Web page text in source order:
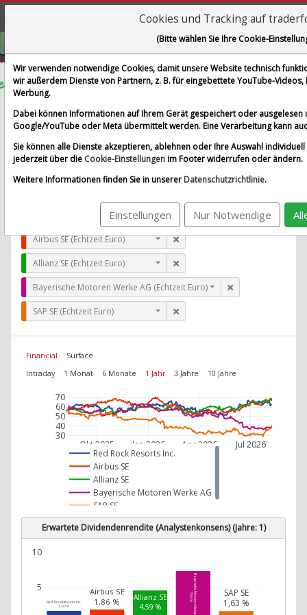
Red Rock Resorts Inc.
im Vergleich mit Airbus SE, Allianz SE, Bayerische
Aktualisieren
Red Rock Resorts Inc. (Echtzeit USD)
Airbus SE (Echtzeit Euro)
Allianz SE (Echtzeit Euro)
Bayerische Motoren Werke AG (Echtzeit Euro)
SAP SE (Echtzeit Euro)
Financial
Surface
Intraday
1 Monat 6 Monate 1 Jahr 3 Jahre 10 Jahre
Okt 2025 Jan 2026 Apr 2026 Jul 2026
30
40
50
60
70
Red Rock Resorts Inc.
Airbus SE
Allianz SE
Bayerische Motoren Werke AG
SAP SE
Erwartete Dividendenrendite (Analystenkonsens) (Jahre: 1)
Red Rock Resorts Inc.
1,67 %
Airbus SE
1,86 % Allianz SE
4,59 % Bayerische Motoren Werke AG
7,36 % SAP SE
1,63 %
5
10
Cookies und Tracking auf
(Bitte wählen Sie Ihre Cookie-
Wir verwenden notwendige Cookies, damit unsere Website technisch
wir außerdem Dienste von Partnern, z. B. für eingebettete YouTube-
Werbung.
Dabei können Informationen auf Ihrem Gerät gespeichert oder
Google/YouTube oder Meta übermittelt werden. Eine Verarbeitung kann
Sie können alle Dienste akzeptieren, ablehnen oder Ihre Auswahl
jederzeit über die Cookie-Einstellungenim Footer widerrufen oder ändern.
Weitere Informationen finden Sie in unserer Datenschutzrichtlinie.
Einstellungen Nur Notwendige